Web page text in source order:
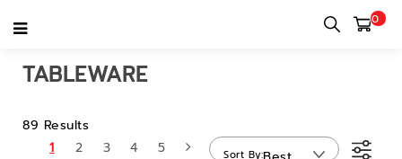
0
Home Tableware
TABLEWARE
89 Results
1
2 3 4 5 Sort By